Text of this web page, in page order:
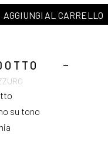
AGGIUNGI AL CARRELLO
su tono